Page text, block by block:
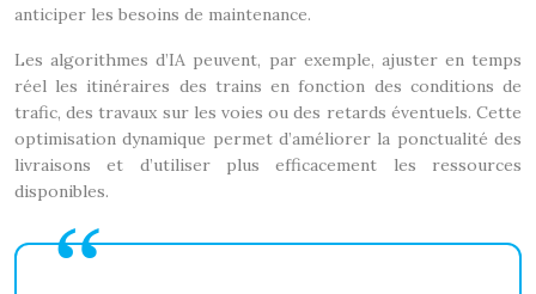
anticiper les besoins de maintenance.
Les algorithmes d’IA peuvent, par exemple, ajuster en temps
réel les itinéraires des trains en fonction des conditions de
trafic, des travaux sur les voies ou des retards éventuels. Cette
optimisation dynamique permet d’améliorer la ponctualité des
livraisons et d’utiliser plus efficacement les ressources
disponibles.